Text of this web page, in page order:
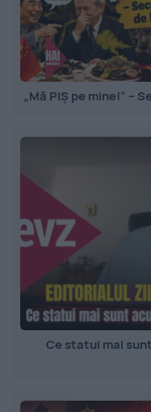
„Mă PIȘ pe mine!” –
Ce statui mai